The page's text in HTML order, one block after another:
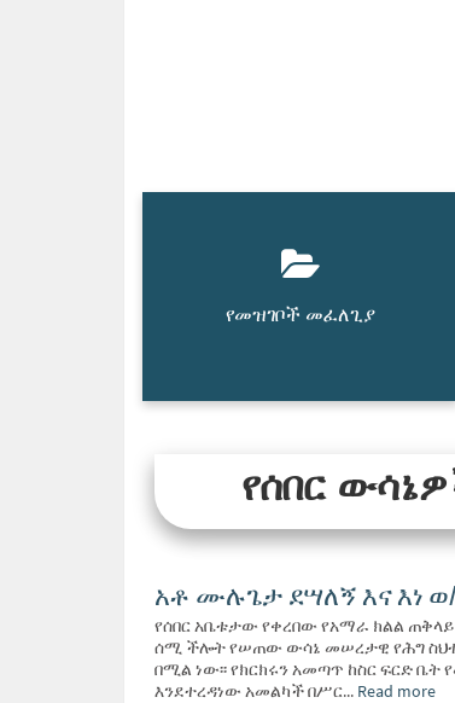
የመዝገቦች መፈለጊያ
የሰበር
አቶ ሙሉጌታ ደሣለኝ እና እነ
የሰበር አቤቱታው የቀረበው የአማራ ክልል ጠቅላይ
ሰሚ ችሎት የሠጠው ውሳኔ መሠረታዊ የሕግ
በሚል ነው፡፡ የክርክሩን አመጣጥ ከስር ፍርድ ቤት
እንደተረዳነው አመልካች በሥር... Read more